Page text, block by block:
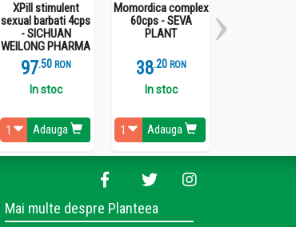
XPill stimulent
sexual barbati 4cps
- SICHUAN
WEILONG PHARMA
97.5 RON
In stoc
Adauga
Momordica complex
60cps - SEVA
PLANT
38.2 RON
In stoc
Adauga
Mai multe despre Planteea